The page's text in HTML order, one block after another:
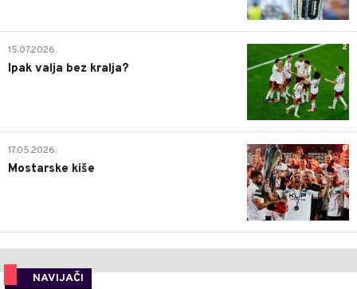
2
15.07.2026.
Ipak valja bez kralja?
0
17.05.2026.
Mostarske kiše
NAVIJAČI